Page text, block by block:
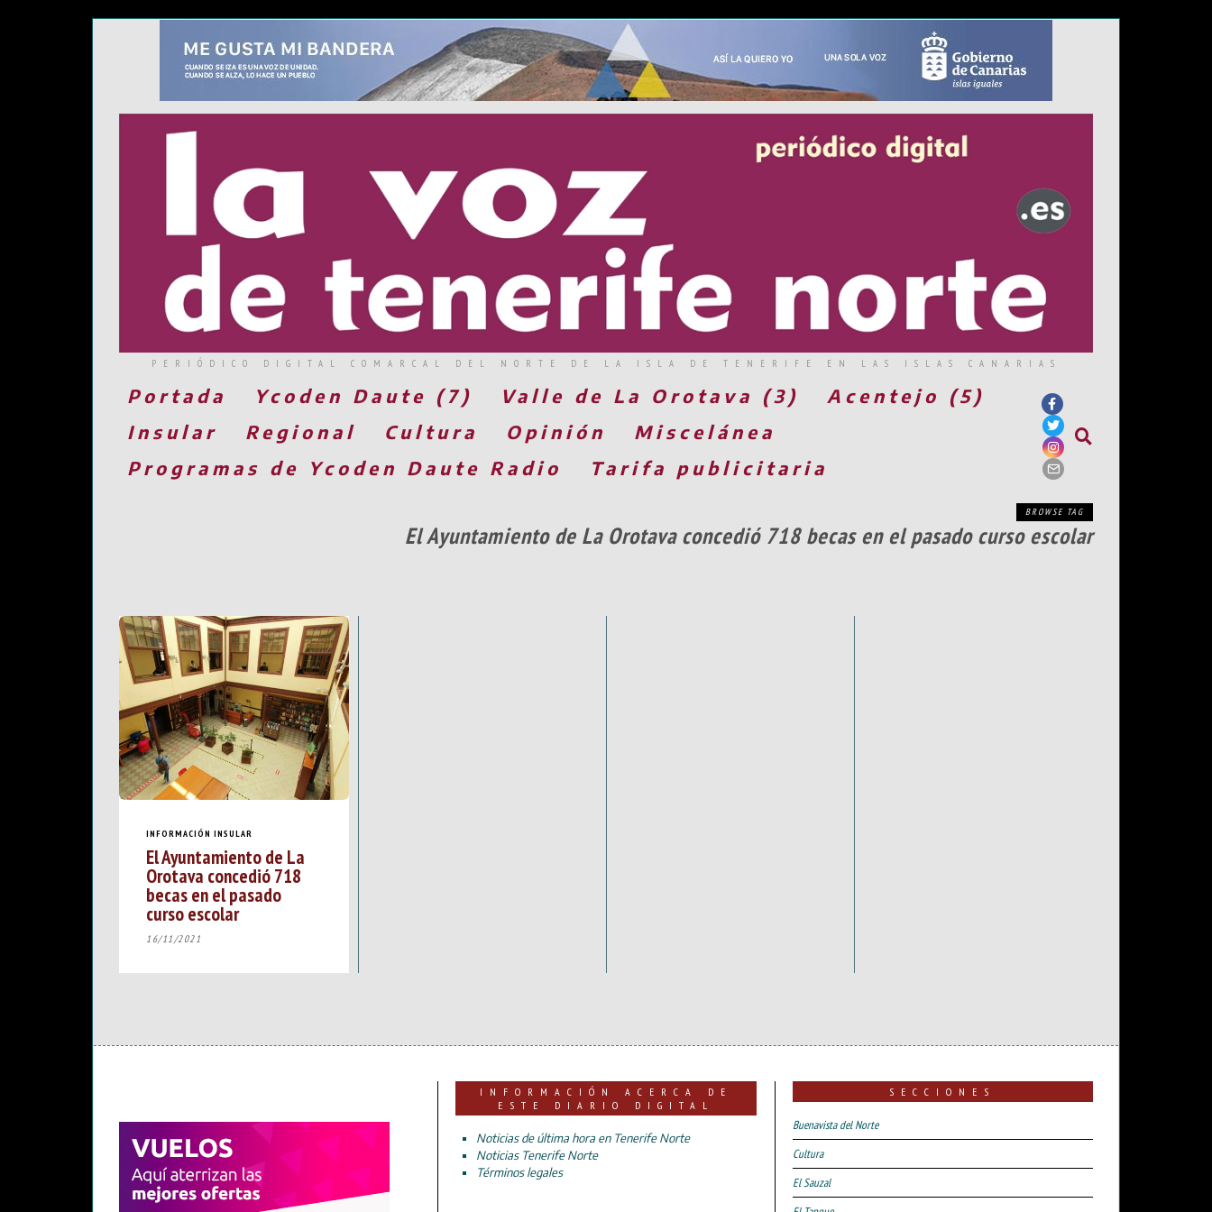
PERIÓDICO DIGITAL COMARCAL DEL NORTE DE LA ISLA DE TENERIFE EN LAS ISLAS CANARIAS
Portada Ycoden Daute (7) Valle de La Orotava (3)
Acentejo (5)
Insular
Regional Cultura Opinión
Miscelánea
Programas de Ycoden Daute Radio
Tarifa publicitaria
BROWSE TAG
El Ayuntamiento de La Orotava concedió 718 becas en el pasado curso escolar
INFORMACIÓN INSULAR
El Ayuntamiento de La
Orotava concedió 718
becas en el pasado
curso escolar
16/11/2021
INFORMACIÓN ACERCA DE
ESTE DIARIO DIGITAL
Noticias de última hora en Tenerife Norte
Noticias Tenerife Norte
Términos legales
SECCIONES
Buenavista del Norte
Cultura
El Sauzal